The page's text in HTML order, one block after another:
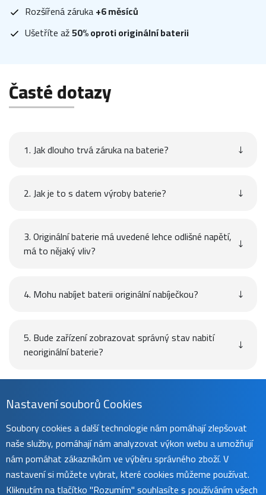
Rozšířená záruka+6 měsíců
Ušetříte až50% oproti originální baterii
Časté dotazy
1. Jak dlouho trvá záruka na baterie?
2. Jak je to s datem výroby baterie?
3. Originální baterie má uvedené lehce odlišné napětí,
má to nějaký vliv?
4. Mohu nabíjet baterii originální nabíječkou?
5. Bude zařízení zobrazovat správný stav nabití
neoriginální baterie?
Návod
Uživatelský manuál naleznete natéto stránce.
Nastavení souborů Cookies
Soubory cookies a další technologie nám pomáhají zlepšovat
naše služby, pomáhají nám analyzovat výkon webu a umožňují
nám pomáhat zákazníkům ve výběru správného zboží. V
nastavení si můžete vybrat, které cookies můžeme používat.
Kliknutím na tlačítko "Rozumím" souhlasíte s používáním všech